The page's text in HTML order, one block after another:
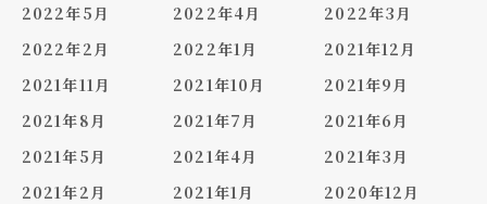
2022年5月
2022年4月
2022年3月
2022年2月
2022年1月
2021年12月
2021年11月
2021年10月
2021年9月
2021年8月
2021年7月
2021年6月
2021年5月
2021年4月
2021年3月
2021年2月
2021年1月
2020年12月